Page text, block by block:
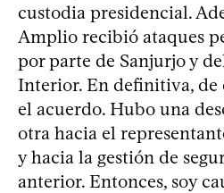
custodia presidencial.
Amplio recibió ataques
por parte de Sanjurjo y
Interior. En definitiva, de
el acuerdo. Hubo una
otra hacia el
y hacia la gestión de
anterior. Entonces, soy